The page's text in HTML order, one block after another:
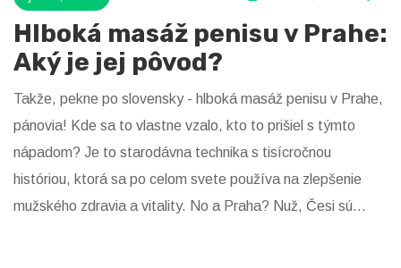
Hlboká masáž penisu v Prahe:
Aký je jej pôvod?
Takže, pekne po slovensky - hlboká masáž penisu v Prahe,
pánovia! Kde sa to vlastne vzalo, kto to prišiel s týmto
nápadom? Je to starodávna technika s tisícročnou
históriou, ktorá sa po celom svete používa na zlepšenie
mužského zdravia a vitality. No a Praha? Nuž, Česi sú